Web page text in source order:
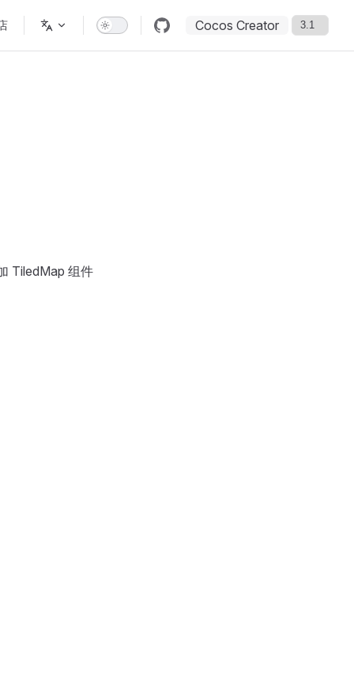
Cocos Creator
TiledMap 组件